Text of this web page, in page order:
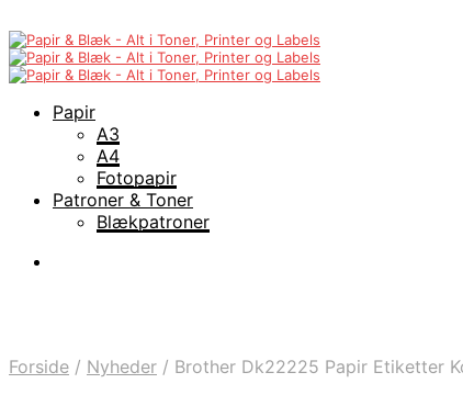
Papir
A3
A4
Fotopapir
Patroner & Toner
Blækpatroner
Forside / Nyheder / Brother Dk22225 Papir Etiketter